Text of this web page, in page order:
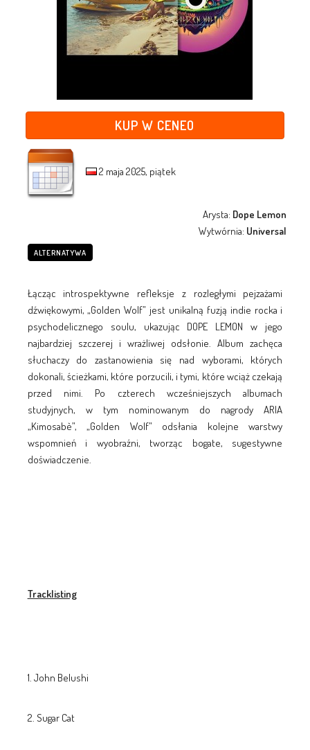
KUP W CENEO
2 maja 2025, piątek
Arysta: Dope Lemon
Wytwórnia: Universal
ALTERNATYWA
Łącząc introspektywne refleksje z rozległymi pejzażami
dźwiękowymi, „Golden Wolf” jest unikalną fuzją indie rocka i
psychodelicznego soulu, ukazując DOPE LEMON w jego
najbardziej szczerej i wrażliwej odsłonie. Album zachęca
słuchaczy do zastanowienia się nad wyborami, których
dokonali, ścieżkami, które porzucili, i tymi, które wciąż czekają
przed nimi. Po czterech wcześniejszych albumach
studyjnych, w tym nominowanym do nagrody ARIA
„Kimosabè”, „Golden Wolf” odsłania kolejne warstwy
wspomnień i wyobraźni, tworząc bogate, sugestywne
doświadczenie.
Tracklisting
John Belushi
Sugar Cat